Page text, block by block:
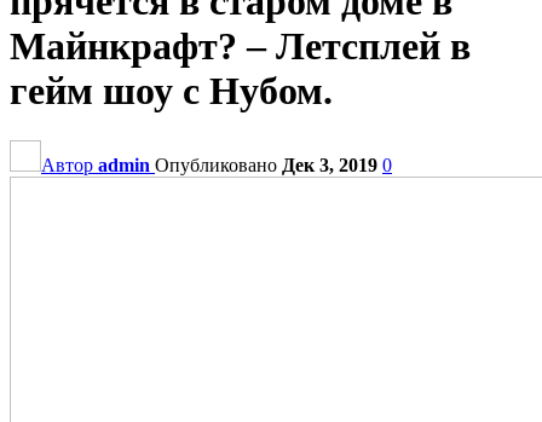
Майнкрафт? – Летсплей в
гейм шоу с Нубом.
Автор admin Опубликовано Дек 3, 2019 0